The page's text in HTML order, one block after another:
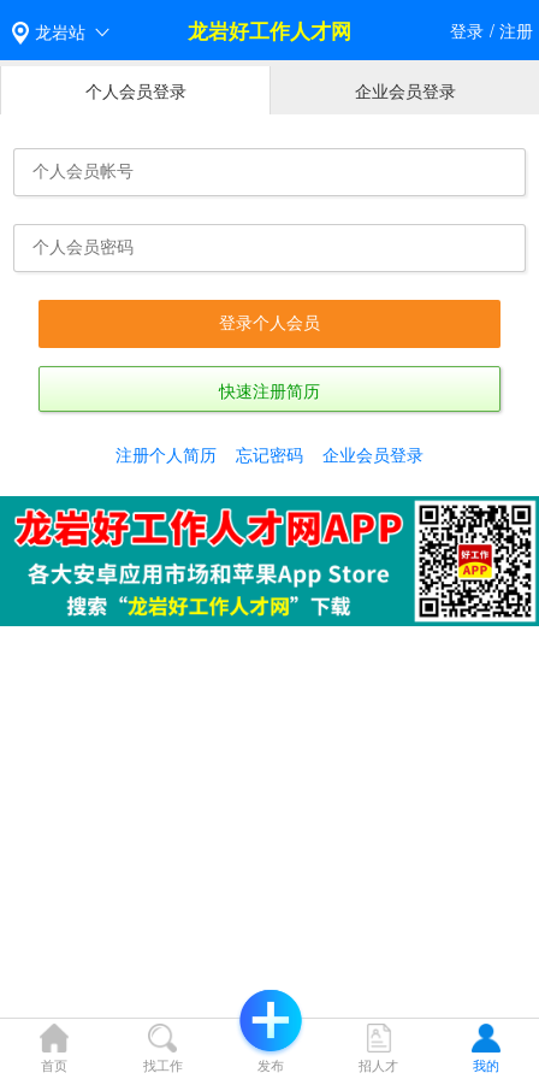
龙岩站 龙岩好工作人才网 登录 / 注册
个人会员登录 企业会员登录
快速注册简历
注册个人简历 忘记密码 企业会员登录
首页 找工作 发布 招人才 我的